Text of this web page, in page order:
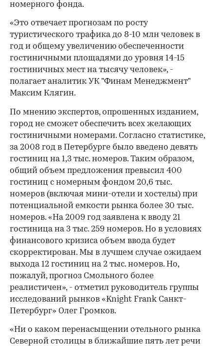
номерного фонда.
«Это отвечает прогнозам по росту
туристического трафика до 8-10 млн человек в
год и общему увеличению обеспеченности
гостиничными площадями до уровня 14-15
гостиничных мест на тысячу человек», -
полагает аналитик УК "Финам Менеджмент"
Максим Клягин.
По мнению экспертов, опрошенных изданием,
город не сможет обеспечить всех желающих
гостиничными номерами. Согласно статистике,
за 2008 год в Петербурге было введено девять
гостиниц на 1,3 тыс. номеров. Таким образом,
общий объем предложения превысил 400
гостиниц с номерным фондом 20,6 тыс.
номеров (включая мини-отели и хостелы) при
потенциальной емкости рынка более 30 тыс.
номеров. «На 2009 год заявлена к вводу 21
гостиница на 3 тыс. 259 номеров. Но в условиях
финансового кризиса объем ввода будет
скорректирован. Мы в лучшем случае ожидаем
выхода 12 гостиниц на 2 тыс. номеров. Но,
пожалуй, прогноз Смольного более
реалистичен», - отметил руководитель группы
исследований рынков «Knight Frank Санкт-
Петербург» Олег Громков.
«Ни о каком перенасыщении отельного рынка
Северной столицы в ближайшие пять лет речи